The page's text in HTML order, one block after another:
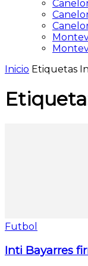
Inicio Etiquetas
Futbol
Inti Bayarres